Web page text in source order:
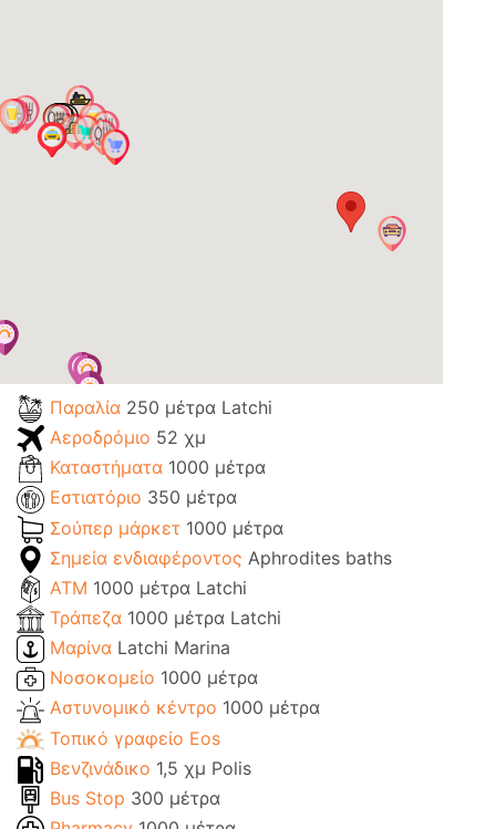
Παραλία 250 μέτρα Latchi
Αεροδρόμιο 52 χμ
Καταστήματα 1000 μέτρα
Εστιατόριο 350 μέτρα
Σούπερ μάρκετ 1000 μέτρα
Σημεία ενδιαφέροντος Aphrodites baths
ΑΤΜ 1000 μέτρα Latchi
Τράπεζα 1000 μέτρα Latchi
Μαρίνα Latchi Marina
Νοσοκομείο 1000 μέτρα
Αστυνομικό κέντρο 1000 μέτρα
Τοπικό γραφείο Eos
Βενζινάδικο 1,5 χμ Polis
Bus Stop 300 μέτρα